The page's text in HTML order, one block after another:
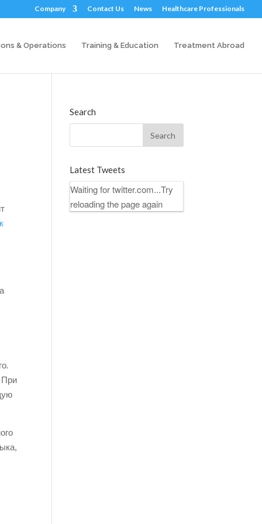
Company Contact Us News Healthcare Professionals
& Operations Training & Education Treatment Abroad
При
Search
Latest Tweets
Waiting for twitter.com...Try
reloading the page again